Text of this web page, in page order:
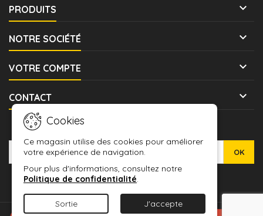
PRODUITS 
NOTRE SOCIÉTÉ 
VOTRE COMPTE 
CONTACT 
Cookies
Ce magasin utilise des cookies pour améliorer
votre expérience de navigation.
Pour plus d'informations, consultez notre
Politique de confidentialité.
Sortie J'accepte
LETTRE D'INFORMATIONS
© Copyright 2026 WARMASHOP - L'ANTRE DES JEUX. All Rights